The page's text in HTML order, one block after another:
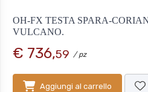
OH-FX TESTA SPARA-
VULCANO.
€ 736,59 / pz
Aggiungi al carrello